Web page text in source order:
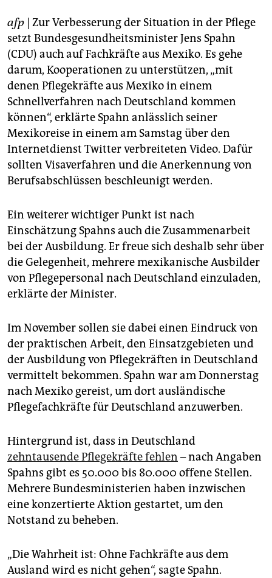
fragen & hilfe
unterstützen
abo
genossenschaft
epaper login
afp | Zur Verbesserung der Situation in der Pflege
setzt Bundesgesundheitsminister Jens Spahn
(CDU) auch auf Fachkräfte aus Mexiko. Es gehe
darum, Kooperationen zu unterstützen, „mit
denen Pflegekräfte aus Mexiko in einem
Schnellverfahren nach Deutschland kommen
können“, erklärte Spahn anlässlich seiner
Mexikoreise in einem am Samstag über den
Internetdienst Twitter verbreiteten Video. Dafür
sollten Visaverfahren und die Anerkennung von
Berufsabschlüssen beschleunigt werden.
Ein weiterer wichtiger Punkt ist nach
Einschätzung Spahns auch die Zusammenarbeit
bei der Ausbildung. Er freue sich deshalb sehr über
die Gelegenheit, mehrere mexikanische Ausbilder
von Pflegepersonal nach Deutschland einzuladen,
erklärte der Minister.
Im November sollen sie dabei einen Eindruck von
der praktischen Arbeit, den Einsatzgebieten und
der Ausbildung von Pflegekräften in Deutschland
vermittelt bekommen. Spahn war am Donnerstag
nach Mexiko gereist, um dort ausländische
Pflegefachkräfte für Deutschland anzuwerben.
Hintergrund ist, dass in Deutschland
zehntausende Pflegekräfte fehlen – nach Angaben
Spahns gibt es 50.000 bis 80.000 offene Stellen.
Mehrere Bundesministerien haben inzwischen
eine konzertierte Aktion gestartet, um den
Notstand zu beheben.
„Die Wahrheit ist: Ohne Fachkräfte aus dem
Ausland wird es nicht gehen“, sagte Spahn.